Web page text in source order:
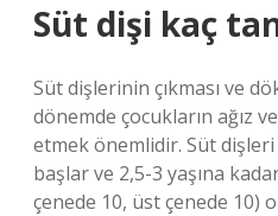
Süt dişi kaç
Süt dişlerinin çıkması ve
dönemde çocukların ağız
etmek önemlidir. Süt dişleri
başlar ve 2,5-3 yaşına
çenede 10, üst çenede 10)